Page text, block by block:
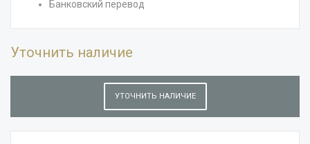
Банковский перевод
Уточнить наличие
УТОЧНИТЬ НАЛИЧИЕ